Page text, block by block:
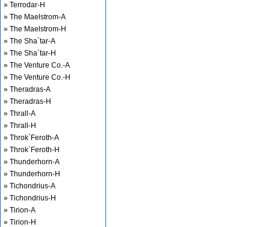
» Terrodar-H
» The Maelstrom-A
» The Maelstrom-H
» The Sha`tar-A
» The Sha`tar-H
» The Venture Co.-A
» The Venture Co.-H
» Theradras-A
» Theradras-H
» Thrall-A
» Thrall-H
» Throk`Feroth-A
» Throk`Feroth-H
» Thunderhorn-A
» Thunderhorn-H
» Tichondrius-A
» Tichondrius-H
» Tirion-A
» Tirion-H